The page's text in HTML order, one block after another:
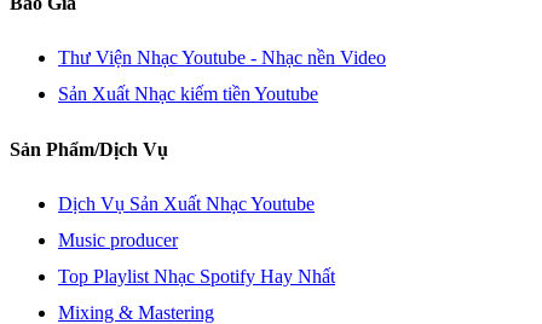
Thư Viện Nhạc Youtube - Nhạc nền Video
Sản Xuất Nhạc kiếm tiền Youtube
Sản Phẩm/Dịch Vụ
Dịch Vụ Sản Xuất Nhạc Youtube
Music producer
Top Playlist Nhạc Spotify Hay Nhất
Mixing & Mastering